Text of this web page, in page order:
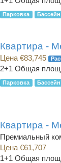
Парковка Бассейн
Квартира -
Цена €83,745
2+1 Общая
Парковка Бассейн
Квартира -
Премиальный
Цена €61,707
1+1 Общая